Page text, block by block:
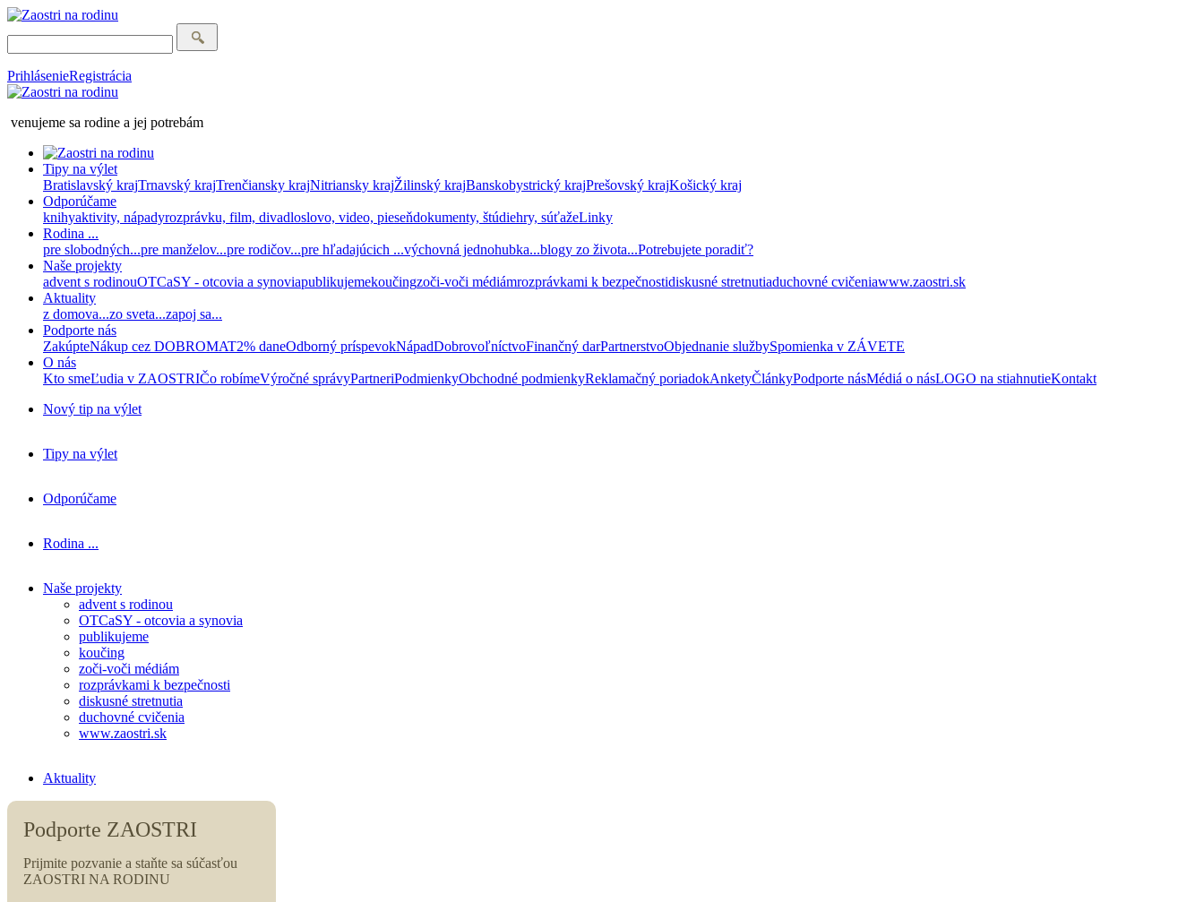
PrihlásenieRegistrácia
venujeme sa rodine a jej potrebám
Tipy na výlet
Bratislavský krajTrnavský krajTrenčiansky krajNitriansky krajŽilinský krajBanskobystrický krajPrešovský krajKošický kraj
Odporúčame
knihyaktivity, nápadyrozprávku, film, divadloslovo, video, pieseňdokumenty, štúdiehry, súťažeLinky
Rodina ...
pre slobodných...pre manželov...pre rodičov...pre hľadajúcich ...výchovná jednohubka...blogy zo života...Potrebujete poradiť?
Naše projekty
advent s rodinouOTCaSY - otcovia a synoviapublikujemekoučingzoči-voči médiámrozprávkami k bezpečnostidiskusné stretnutiaduchovné cvičeniawww.zaostri.sk
Aktuality
z domova...zo sveta...zapoj sa...
Podporte nás
ZakúpteNákup cez DOBROMAT2% daneOdborný príspevokNápadDobrovoľníctvoFinančný darPartnerstvoObjednanie službySpomienka v ZÁVETE
O nás
Kto smeĽudia v ZAOSTRIČo robímeVýročné správyPartneriPodmienkyObchodné podmienkyReklamačný poriadokAnketyČlánkyPodporte násMédiá o násLOGO na stiahnutieKontakt
Nový tip na výlet
Tipy na výlet
Odporúčame
Rodina ...
Naše projekty
advent s rodinou
OTCaSY - otcovia a synovia
publikujeme
koučing
zoči-voči médiám
rozprávkami k bezpečnosti
diskusné stretnutia
duchovné cvičenia
www.zaostri.sk
Aktuality